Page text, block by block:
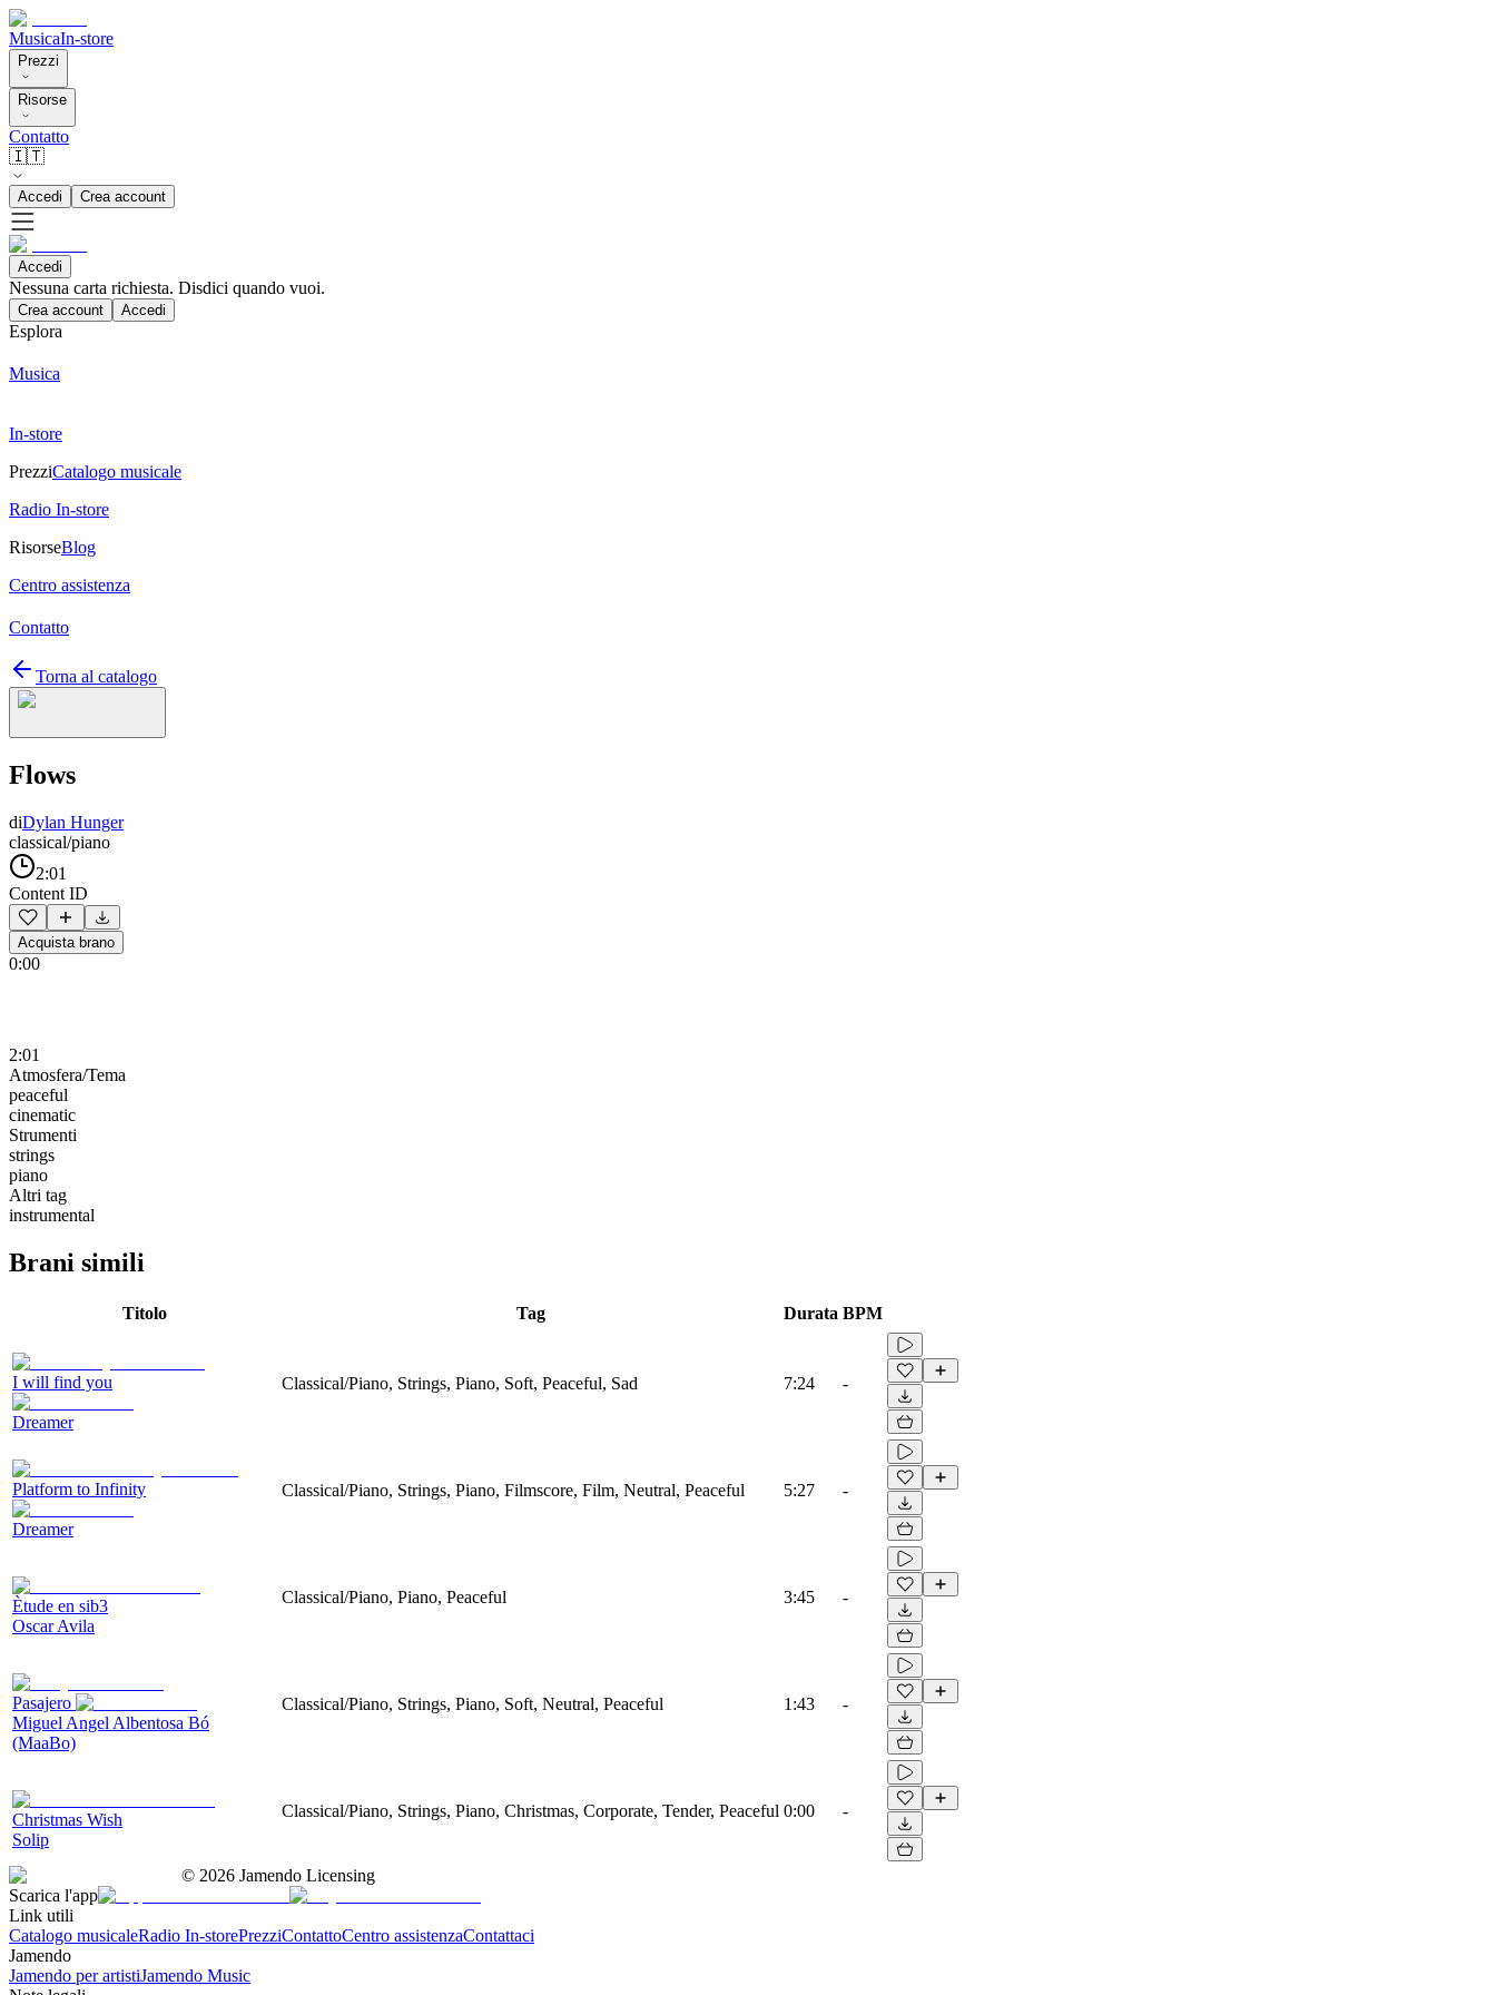
MusicaIn-store
Prezzi
Risorse
Contatto
🇮🇹
Accedi Crea account
Accedi
Nessuna carta richiesta. Disdici quando vuoi.
Crea account Accedi
Esplora
Musica
In-store
PrezziCatalogo musicale
Radio In-store
RisorseBlog
Centro assistenza
Contatto
Torna al catalogo
Flows
diDylan Hunger
classical/piano
2:01
Content ID
Acquista brano
0:00
2:01
Atmosfera/Tema
peaceful
cinematic
Strumenti
strings
piano
Altri tag
instrumental
Brani simili
Titolo Tag Durata BPM
I will find you
Dreamer
Classical/Piano, Strings, Piano, Soft, Peaceful, Sad 7:24 -
Platform to Infinity
Dreamer
Classical/Piano, Strings, Piano, Filmscore, Film, Neutral, Peaceful 5:27 -
Ètude en sib3
Oscar Avila
Classical/Piano, Piano, Peaceful 3:45 -
Pasajero
Miguel Angel Albentosa Bó
(MaaBo)
Classical/Piano, Strings, Piano, Soft, Neutral, Peaceful 1:43 -
Christmas Wish
Solip
Classical/Piano, Strings, Piano, Christmas, Corporate, Tender, Peaceful 0:00 -
© 2026 Jamendo Licensing
Scarica l'app
Link utili
Catalogo musicaleRadio In-storePrezziContattoCentro assistenzaContattaci
Jamendo
Jamendo per artistiJamendo Music